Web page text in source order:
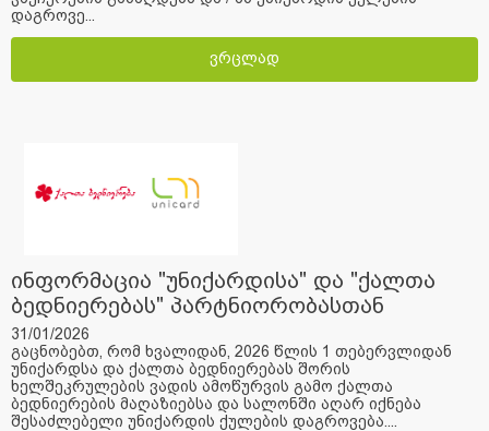
დაგროვე...
ვრცლად
ინფორმაცია "უნიქარდისა" და "ქალთა
ბედნიერებას" პარტნიორობასთან
დაკავშირებით
31/01/2026
გაცნობებთ, რომ ხვალიდან, 2026 წლის 1 თებერვლიდან
უნიქარდსა და ქალთა ბედნიერებას შორის
ხელშეკრულების ვადის ამოწურვის გამო ქალთა
ბედნიერების მაღაზიებსა და სალონში აღარ იქნება
შესაძლებელი უნიქარდის ქულების დაგროვება....